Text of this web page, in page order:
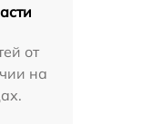
от
на